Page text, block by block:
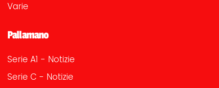
Varie
Pallamano
Serie A1 - Notizie
Serie C - Notizie